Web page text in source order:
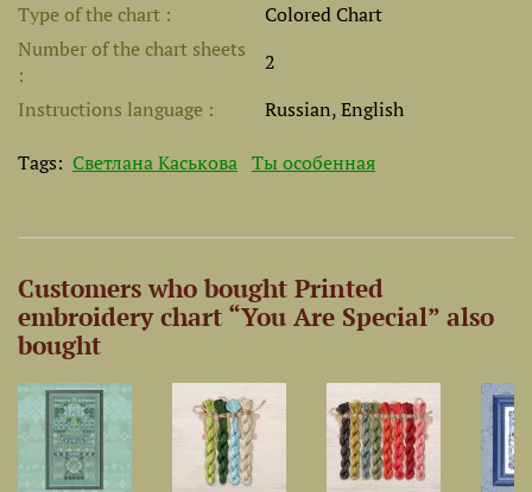
Type of the chart
Colored Chart
Number of the chart sheets
2
Instructions language
Russian, English
Tags: Светлана Каськова Ты особенная
Customers who bought Printed
embroidery chart “You Are Special” also
bought